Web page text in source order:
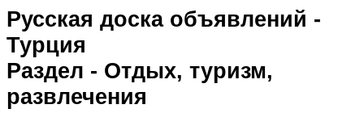
Русская доска объявлений -
Турция
Раздел - Отдых, туризм,
развлечения